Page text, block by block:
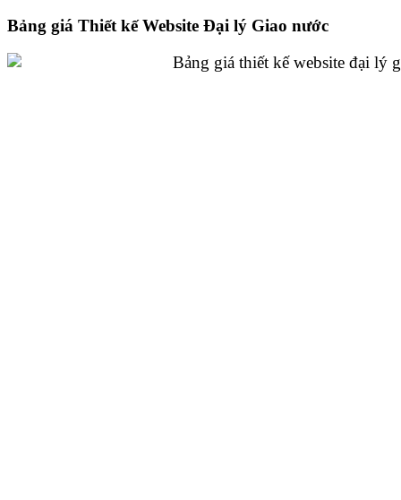
Bảng giá Thiết kế Website Đại lý Giao nước